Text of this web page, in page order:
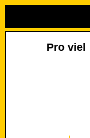
Pro viel